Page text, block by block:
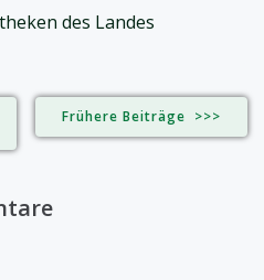
des Landes
Frühere Beiträge >>>